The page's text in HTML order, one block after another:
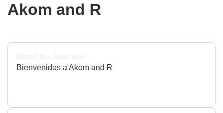
Akom and R
About this business
Bienvenidos a Akom and R